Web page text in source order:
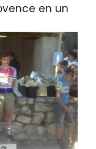
en un